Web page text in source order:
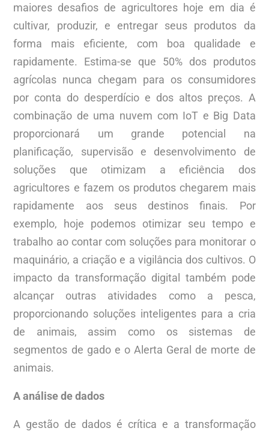
maiores desafios de agricultores hoje em dia é
cultivar, produzir, e entregar seus produtos da
forma mais eficiente, com boa qualidade e
rapidamente. Estima-se que 50% dos produtos
agrícolas nunca chegam para os consumidores
por conta do desperdício e dos altos preços. A
combinação de uma nuvem com IoT e Big Data
proporcionará um grande potencial na
planificação, supervisão e desenvolvimento de
soluções que otimizam a eficiência dos
agricultores e fazem os produtos chegarem mais
rapidamente aos seus destinos finais. Por
exemplo, hoje podemos otimizar seu tempo e
trabalho ao contar com soluções para monitorar o
maquinário, a criação e a vigilância dos cultivos. O
impacto da transformação digital também pode
alcançar outras atividades como a pesca,
proporcionando soluções inteligentes para a cria
de animais, assim como os sistemas de
segmentos de gado e o Alerta Geral de morte de
animais.
A análise de dados
A gestão de dados é crítica e a transformação